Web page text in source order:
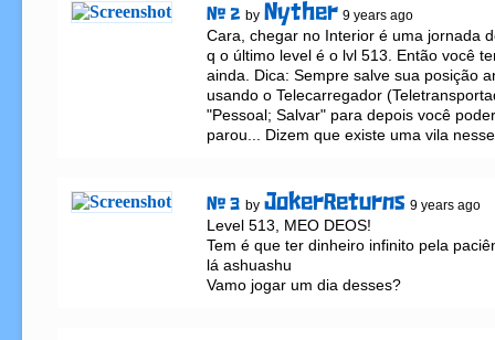
# 2 by Nyther 9 years ago
Cara, chegar no Interior é uma jornada
q o último level é o lvl 513. Então você
ainda. Dica: Sempre salve sua posição
usando o Telecarregador
"Pessoal; Salvar" para depois você
parou... Dizem que existe uma vila
# 3 by JokerReturns 9 years ago
Level 513, MEO DEOS!
Tem é que ter dinheiro infinito pela
lá ashuashu
Vamo jogar um dia desses?